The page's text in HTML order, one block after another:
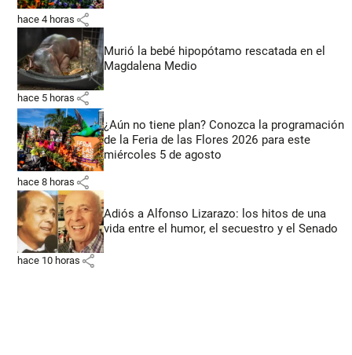
hace 4 horas share
Murió la bebé hipopótamo rescatada en el
Magdalena Medio
hace 5 horas share
¿Aún no tiene plan? Conozca la programación
de la Feria de las Flores 2026 para este
miércoles 5 de agosto
hace 8 horas share
Adiós a Alfonso Lizarazo: los hitos de una
vida entre el humor, el secuestro y el Senado
hace 10 horas share